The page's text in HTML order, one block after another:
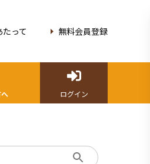
って 無料会員登録
ログイン